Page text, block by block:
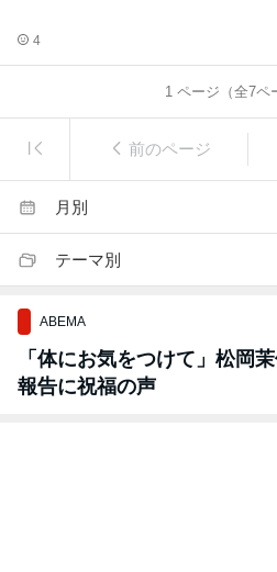
4
1 ページ（全7ペ
前のページ
月別
テーマ別
ABEMA
「体にお気をつけて」松岡
報告に祝福の声